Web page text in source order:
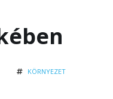
KÖRNYEZET